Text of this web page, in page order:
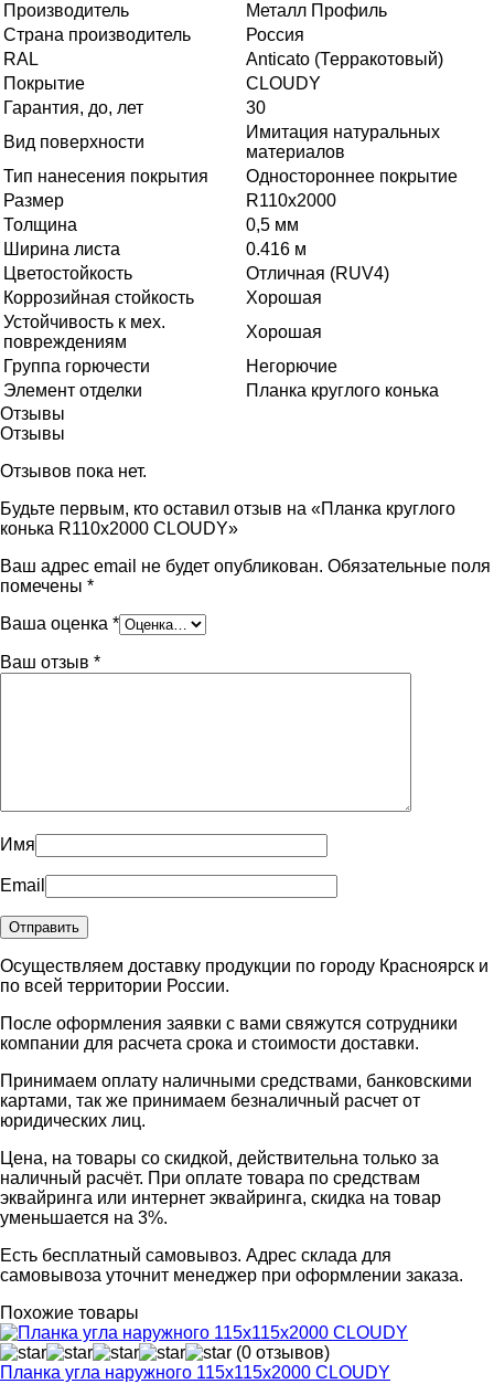
Производитель
Металл Профиль
Страна производитель
Россия
RAL
Anticato (Терракотовый)
Покрытие
CLOUDY
Гарантия, до, лет
30
Вид поверхности
Имитация натуральных
материалов
Тип нанесения покрытия
Одностороннее покрытие
Размер
R110х2000
Толщина
0,5 мм
Ширина листа
0.416 м
Цветостойкость
Отличная (RUV4)
Коррозийная стойкость
Хорошая
Устойчивость к мех.
повреждениям
Хорошая
Группа горючести
Негорючие
Элемент отделки
Планка круглого конька
Отзывы
Отзывы
Отзывов пока нет.
Будьте первым, кто оставил отзыв на «Планка круглого
конька R110x2000 CLOUDY»
Ваш адрес email не будет опубликован. Обязательные поля
помечены *
Ваша оценка *
Ваш отзыв *
Имя
Email
Осуществляем доставку продукции по городу Красноярск и
по всей территории России.
После оформления заявки с вами свяжутся сотрудники
компании для расчета срока и стоимости доставки.
Принимаем оплату наличными средствами, банковскими
картами, так же принимаем безналичный расчет от
юридических лиц.
Цена, на товары со скидкой, действительна только за
наличный расчёт. При оплате товара по средствам
эквайринга или интернет эквайринга, скидка на товар
уменьшается на 3%.
Есть бесплатный самовывоз. Адрес склада для
самовывоза уточнит менеджер при оформлении заказа.
Похожие товары
(0 отзывов)
Планка угла наружного 115х115х2000 CLOUDY